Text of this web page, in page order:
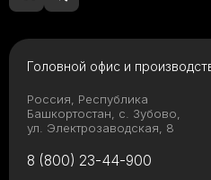
Головной офис и
Россия, Республика
Башкортостан, с. Зубово,
ул. Электрозаводская, 8
8 (800) 23-44-900